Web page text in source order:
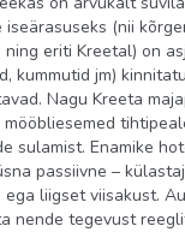
(nii
eriti Kreetal) on
kummutid jm)
Nagu Kreeta
sulamist. Enamike
passiivne –
liigset viisakust.
nende tegevust